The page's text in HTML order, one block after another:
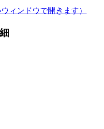
ウィンドウで開きます）